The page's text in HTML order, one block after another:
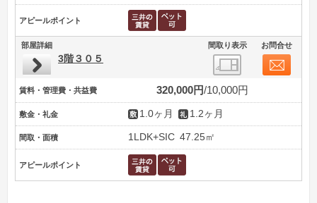
アピールポイント
部屋詳細 間取り表示 お問合せ
3階３０５
賃料・管理費・共益費 320,000円 10,000円
敷金・礼金 1.0ヶ月 1.2ヶ月
間取・面積 1LDK+SIC 47.25㎡
アピールポイント